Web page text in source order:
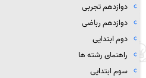
دوازدهم تجربی
دوازدهم رباضی
دوم ابتدایی
راهنمای رشته ها
سوم ابتدایی